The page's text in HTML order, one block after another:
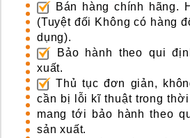
Bán hàng chính hãng.
(Tuyệt đối Không có hàng
dụng).
Bảo hành theo qui
xuất.
Thủ tục đơn giản,
cần bị lỗi kĩ thuật trong
mang tới bảo hành theo
sản xuất.